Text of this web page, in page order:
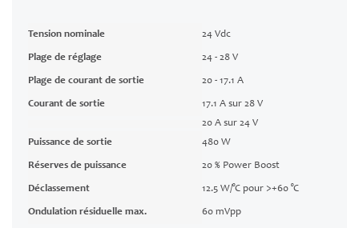
Tension nominale 24 Vdc
Plage de réglage 24 - 28 V
Plage de courant de sortie 20 - 17.1 A
Courant de sortie
17.1 A sur 28 V
20 A sur 24 V
Puissance de sortie
480 W
Réserves de puissance 20 % Power Boost
Déclassement 12.5 W/°C pour >+60 °C
Ondulation résiduelle max. 60 mVpp